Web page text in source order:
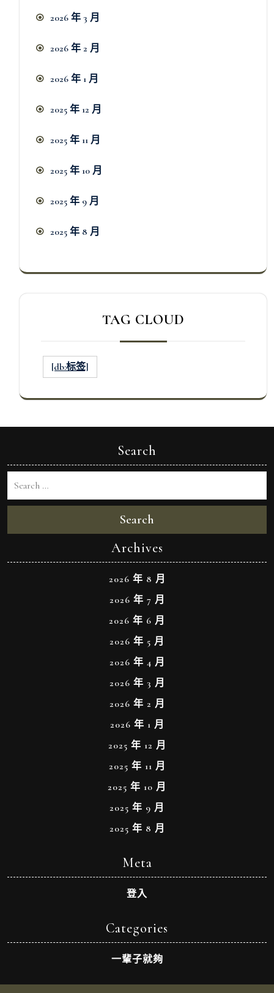
2026 年 3 月
2026 年 2 月
2026 年 1 月
2025 年 12 月
2025 年 11 月
2025 年 10 月
2025 年 9 月
2025 年 8 月
TAG CLOUD
[db:标签]
Search
Search
Archives
2026 年 8 月
2026 年 7 月
2026 年 6 月
2026 年 5 月
2026 年 4 月
2026 年 3 月
2026 年 2 月
2026 年 1 月
2025 年 12 月
2025 年 11 月
2025 年 10 月
2025 年 9 月
2025 年 8 月
Meta
登入
Categories
一輩子就夠